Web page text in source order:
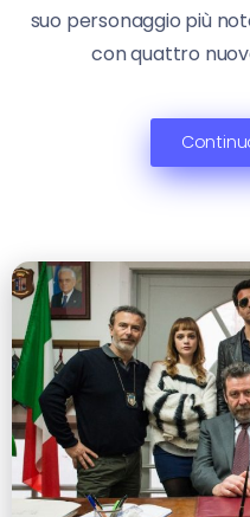
suo personaggio più
con quattro